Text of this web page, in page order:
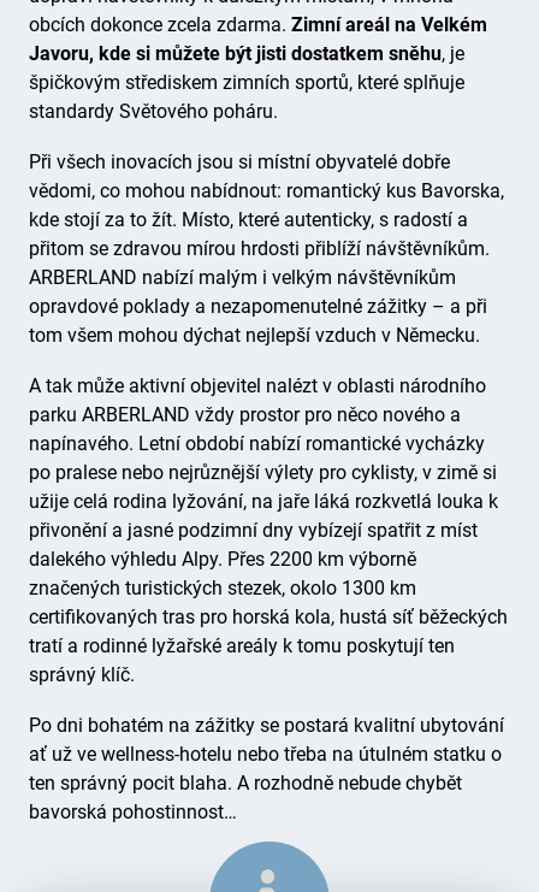
obcích dokonce zcela zdarma. Zimní areál na Velkém
Javoru, kde si můžete být jisti dostatkem sněhu, je
špičkovým střediskem zimních sportů, které splňuje
standardy Světového poháru.
Při všech inovacích jsou si místní obyvatelé dobře
vědomi, co mohou nabídnout: romantický kus Bavorska,
kde stojí za to žít. Místo, které autenticky, s radostí a
přitom se zdravou mírou hrdosti přiblíží návštěvníkům.
ARBERLAND nabízí malým i velkým návštěvníkům
opravdové poklady a nezapomenutelné zážitky – a při
tom všem mohou dýchat nejlepší vzduch v Německu.
A tak může aktivní objevitel nalézt v oblasti národního
parku ARBERLAND vždy prostor pro něco nového a
napínavého. Letní období nabízí romantické vycházky
po pralese nebo nejrůznější výlety pro cyklisty, v zimě si
užije celá rodina lyžování, na jaře láká rozkvetlá louka k
přivonění a jasné podzimní dny vybízejí spatřit z míst
dalekého výhledu Alpy. Přes 2200 km výborně
značených turistických stezek, okolo 1300 km
certifikovaných tras pro horská kola, hustá síť běžeckých
tratí a rodinné lyžařské areály k tomu poskytují ten
správný klíč.
Po dni bohatém na zážitky se postará kvalitní ubytování
ať už ve wellness-hotelu nebo třeba na útulném statku o
ten správný pocit blaha. A rozhodně nebude chybět
bavorská pohostinnost…